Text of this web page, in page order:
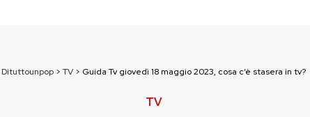
Dituttounpop > TV > Guida Tv giovedì 18 maggio 2023, cosa c’è stasera in tv?
TV